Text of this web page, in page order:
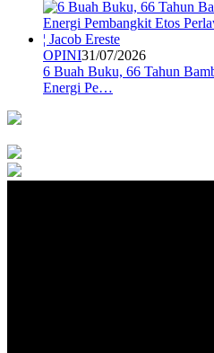
OPINI31/07/2026
6 Buah Buku, 66 Tahun
Energi Pe…